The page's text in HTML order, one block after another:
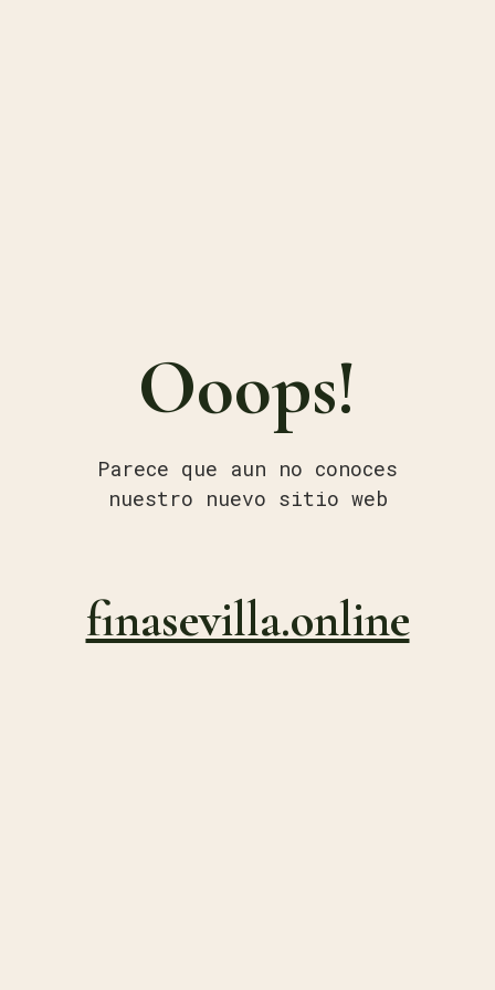
Ooops!
Parece que aun no conoces
nuestro nuevo sitio web
finasevilla.online